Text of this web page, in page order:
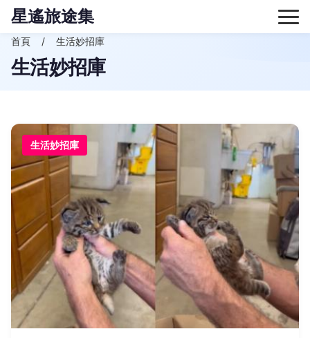
星遙旅途集
首頁 生活妙招庫
生活妙招庫
生活妙招庫